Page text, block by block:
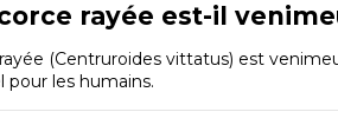
rayée est-il
(Centruroides vittatus) est
les humains.